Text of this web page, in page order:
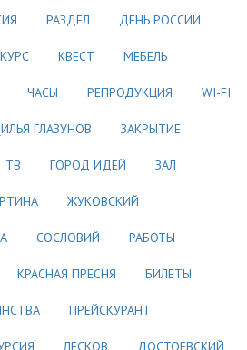
РАЗДЕЛ ДЕНЬ РОССИИ
КВЕСТ МЕБЕЛЬ
ЧАСЫ РЕПРОДУКЦИЯ WI-FI
ГЛАЗУНОВ ЗАКРЫТИЕ
ТВ ГОРОД ИДЕЙ ЗАЛ
ЖУКОВСКИЙ
СОСЛОВИЙ РАБОТЫ
КРАСНАЯ ПРЕСНЯ БИЛЕТЫ
ПРЕЙСКУРАНТ
ЛЕСКОВ ДОСТОЕВСКИЙ